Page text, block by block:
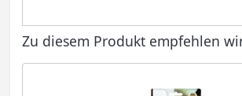
Zu diesem Produkt empfehlen